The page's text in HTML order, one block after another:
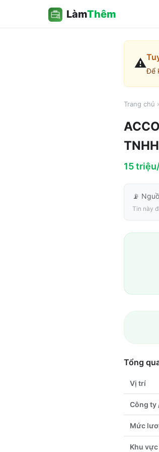
LàmThêm
⚠️
Để
Trang chủ ›
15
📡
Tin này
Tổng
Vị trí
Công ty
Mức
Khu vực